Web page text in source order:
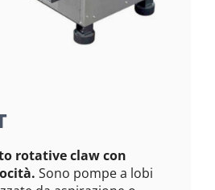
rotative claw con
Sono pompe a lobi